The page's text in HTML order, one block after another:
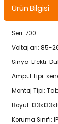
Ürün Bilgisi
Seri: 700
Voltajları: 85-
Sinyal Efekti:
Ampul Tipi:
Montaj Tipi:
Boyut:
Koruma Sınıfı: